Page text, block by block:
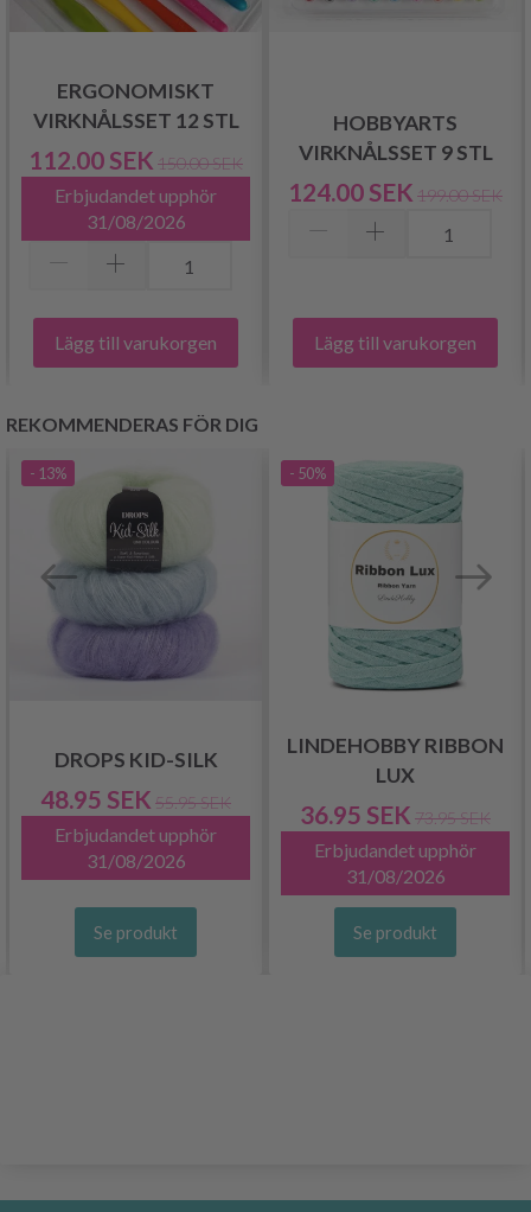
ERGONOMISKT
VIRKNÅLSSET 12 STL
112.00 SEK 150.00 SEK
Erbjudandet upphör
31/08/2026
Lägg till varukorgen
HOBBYARTS
VIRKNÅLSSET 9 STL
124.00 SEK 199.00 SEK
Lägg till varukorgen
REKOMMENDERAS FÖR DIG
- 13%
DROPS KID-SILK
48.95 SEK 55.95 SEK
Erbjudandet upphör
31/08/2026
Se produkt
- 50%
LINDEHOBBY RIBBON
LUX
36.95 SEK 73.95 SEK
Erbjudandet upphör
31/08/2026
Se produkt